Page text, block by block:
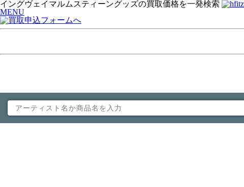
イングヴェイマルムスティーングッズの買取価格を一発検索
MENU